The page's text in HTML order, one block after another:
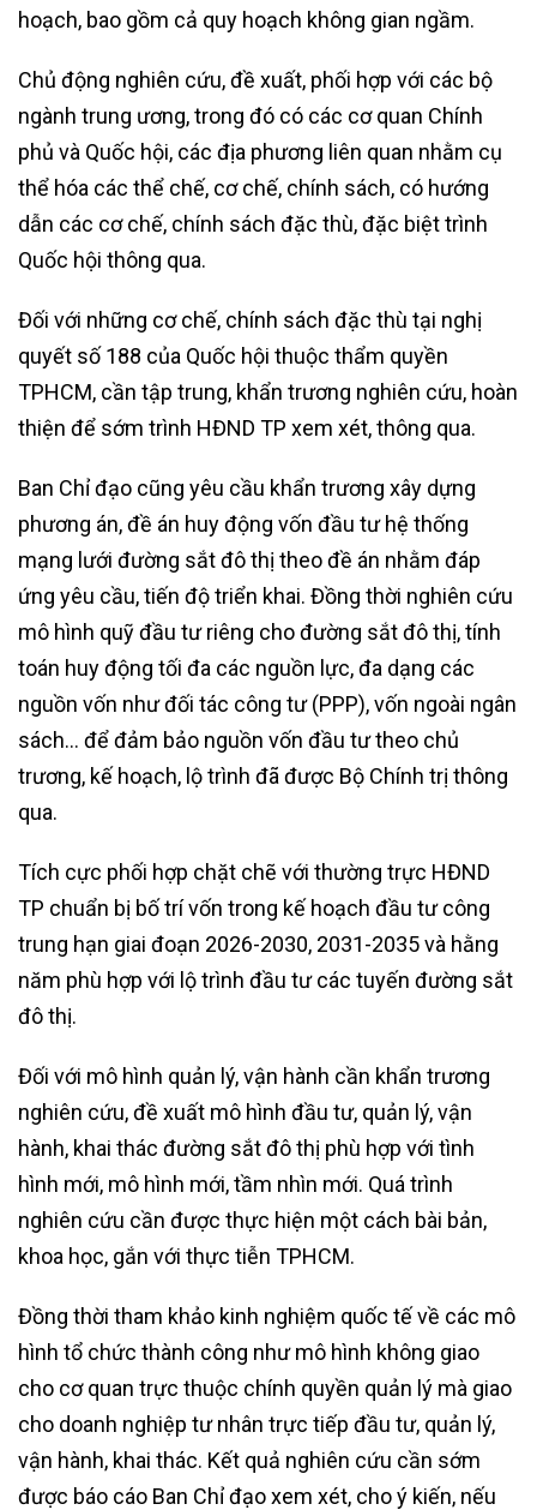
hoạch, bao gồm cả quy hoạch không gian ngầm.
Chủ động nghiên cứu, đề xuất, phối hợp với các bộ
ngành trung ương, trong đó có các cơ quan Chính
phủ và Quốc hội, các địa phương liên quan nhằm cụ
thể hóa các thể chế, cơ chế, chính sách, có hướng
dẫn các cơ chế, chính sách đặc thù, đặc biệt trình
Quốc hội thông qua.
Đối với những cơ chế, chính sách đặc thù tại nghị
quyết số 188 của Quốc hội thuộc thẩm quyền
TPHCM, cần tập trung, khẩn trương nghiên cứu, hoàn
thiện để sớm trình HĐND TP xem xét, thông qua.
Ban Chỉ đạo cũng yêu cầu khẩn trương xây dựng
phương án, đề án huy động vốn đầu tư hệ thống
mạng lưới đường sắt đô thị theo đề án nhằm đáp
ứng yêu cầu, tiến độ triển khai. Đồng thời nghiên cứu
mô hình quỹ đầu tư riêng cho đường sắt đô thị, tính
toán huy động tối đa các nguồn lực, đa dạng các
nguồn vốn như đối tác công tư (PPP), vốn ngoài ngân
sách… để đảm bảo nguồn vốn đầu tư theo chủ
trương, kế hoạch, lộ trình đã được Bộ Chính trị thông
qua.
Tích cực phối hợp chặt chẽ với thường trực HĐND
TP chuẩn bị bố trí vốn trong kế hoạch đầu tư công
trung hạn giai đoạn 2026-2030, 2031-2035 và hằng
năm phù hợp với lộ trình đầu tư các tuyến đường sắt
đô thị.
Đối với mô hình quản lý, vận hành cần khẩn trương
nghiên cứu, đề xuất mô hình đầu tư, quản lý, vận
hành, khai thác đường sắt đô thị phù hợp với tình
hình mới, mô hình mới, tầm nhìn mới. Quá trình
nghiên cứu cần được thực hiện một cách bài bản,
khoa học, gắn với thực tiễn TPHCM.
Đồng thời tham khảo kinh nghiệm quốc tế về các mô
hình tổ chức thành công như mô hình không giao
cho cơ quan trực thuộc chính quyền quản lý mà giao
cho doanh nghiệp tư nhân trực tiếp đầu tư, quản lý,
vận hành, khai thác. Kết quả nghiên cứu cần sớm
được báo cáo Ban Chỉ đạo xem xét, cho ý kiến, nếu